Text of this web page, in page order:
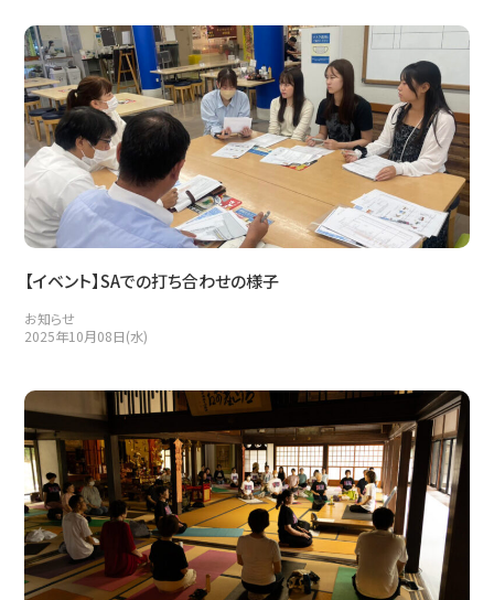
【イベント】SAでの打ち合わせの様子
お知らせ
2025年10月08日(水)